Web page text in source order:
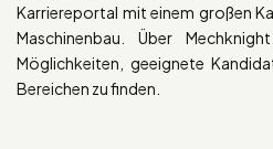
Karriereportal mit einem großen
Maschinenbau. Über
Möglichkeiten, geeignete
Bereichen zu finden.